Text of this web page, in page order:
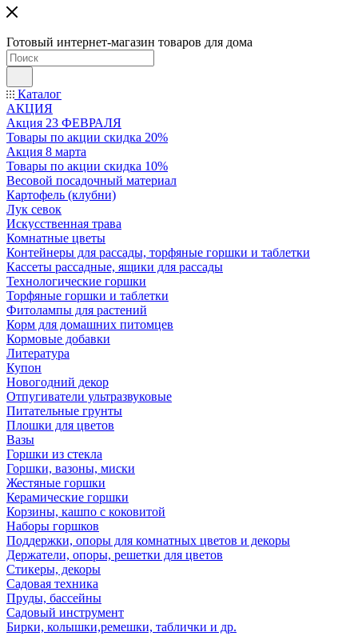
Готовый интернет-магазин товаров для дома
Каталог
АКЦИЯ
Акция 23 ФЕВРАЛЯ
Товары по акции скидка 20%
Акция 8 марта
Товары по акции скидка 10%
Весовой посадочный материал
Картофель (клубни)
Лук севок
Искусственная трава
Комнатные цветы
Контейнеры для рассады, торфяные горшки и таблетки
Кассеты рассадные, ящики для рассады
Технологические горшки
Торфяные горшки и таблетки
Фитолампы для растений
Корм для домашних питомцев
Кормовые добавки
Литература
Купон
Новогодний декор
Отпугиватели ультразвуковые
Питательные грунты
Плошки для цветов
Вазы
Горшки из стекла
Горшки, вазоны, миски
Жестяные горшки
Керамические горшки
Корзины, кашпо с коковитой
Наборы горшков
Поддержки, опоры для комнатных цветов и декоры
Держатели, опоры, решетки для цветов
Стикеры, декоры
Садовая техника
Пруды, бассейны
Садовый инструмент
Бирки, колышки,ремешки, таблички и др.